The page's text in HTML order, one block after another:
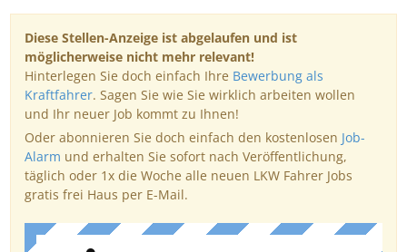
Diese Stellen-Anzeige ist abgelaufen und ist
möglicherweise nicht mehr relevant!
Hinterlegen Sie doch einfach Ihre Bewerbung als
Kraftfahrer. Sagen Sie wie Sie wirklich arbeiten wollen
und Ihr neuer Job kommt zu Ihnen!
Oder abonnieren Sie doch einfach den kostenlosen Job-
Alarm und erhalten Sie sofort nach Veröffentlichung,
täglich oder 1x die Woche alle neuen LKW Fahrer Jobs
gratis frei Haus per E-Mail.